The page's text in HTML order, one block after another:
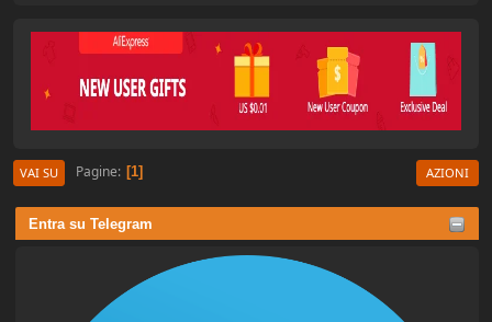
Entra su Telegram
VAI SU Pagine 1 AZIONI